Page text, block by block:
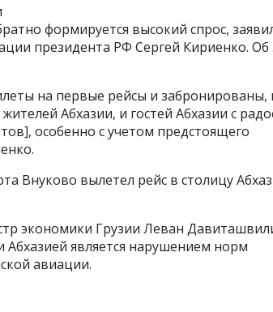
формируется высокий спрос,
президента РФ Сергей Кириенко. Об
на первые рейсы и
Абхазии, и гостей Абхазии с
особенно с учетом предстоящего
Внуково вылетел рейс в столицу
экономики Грузии Леван
Абхазией является нарушением норм
авиации.